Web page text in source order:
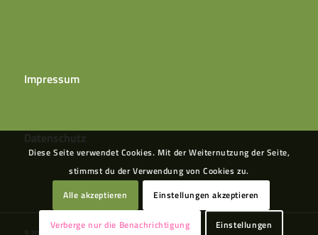
Impressum
Datenschutz
Diese Seite verwendet Cookies. Mit der Weiternutzung der Seite,
stimmst du der Verwendung von Cookies zu.
Alle akzeptieren
Einstellungen akzeptieren
Verberge nur die Benachrichtigung Einstellungen